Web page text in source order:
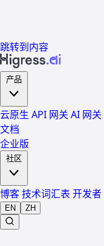
跳转到内容
云原生 API 网关 AI 网关
文档
企业版
博客技术词汇表 开发者
EN ZH